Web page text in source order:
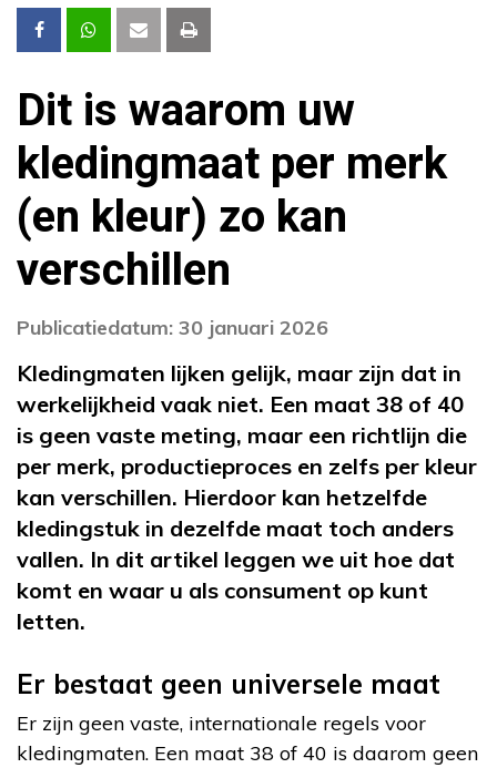
Dit is waarom uw
kledingmaat per merk
(en kleur) zo kan
verschillen
Publicatiedatum: 30 januari 2026
Kledingmaten lijken gelijk, maar zijn dat in
werkelijkheid vaak niet. Een maat 38 of 40
is geen vaste meting, maar een richtlijn die
per merk, productieproces en zelfs per kleur
kan verschillen. Hierdoor kan hetzelfde
kledingstuk in dezelfde maat toch anders
vallen. In dit artikel leggen we uit hoe dat
komt en waar u als consument op kunt
letten.
Er bestaat geen universele maat
Er zijn geen vaste, internationale regels voor
kledingmaten. Een maat 38 of 40 is daarom geen